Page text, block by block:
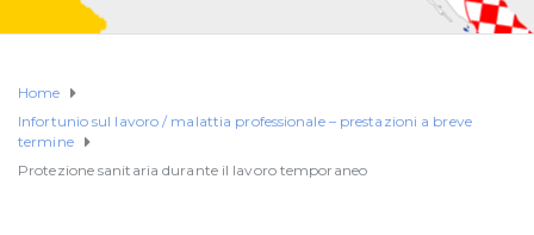
Home
Infortunio sul lavoro / malattia professionale – prestazioni a breve
termine
Protezione sanitaria durante il lavoro temporaneo